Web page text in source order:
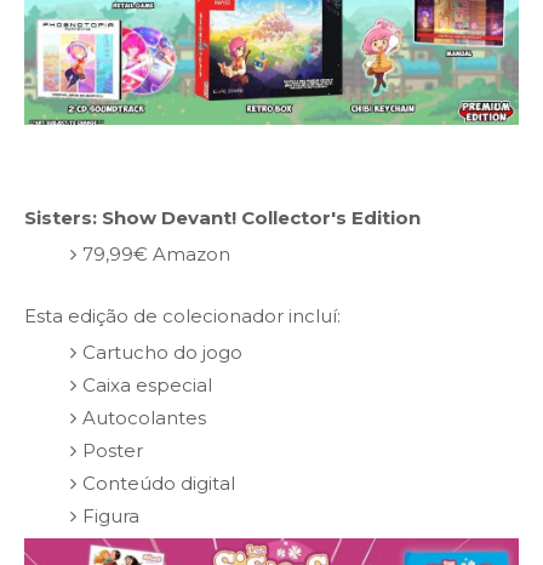
Sisters: Show Devant! Collector's Edition
79,99€ Amazon
Esta edição de colecionador incluí:
Cartucho do jogo
Caixa especial
Autocolantes
Poster
Conteúdo digital
Figura